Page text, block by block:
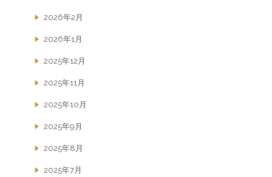
2026年2月
2026年1月
2025年12月
2025年11月
2025年10月
2025年9月
2025年8月
2025年7月